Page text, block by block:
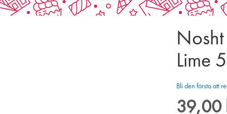
Lime
Bli den första att
39,00